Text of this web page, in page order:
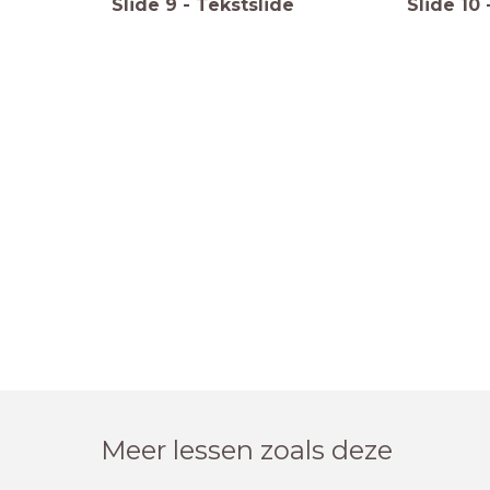
Slide 9 - Tekstslide Slide 10
Meer lessen zoals deze